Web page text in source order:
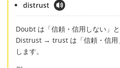
distrust
Doubt は「信頼・信用しない」と
Distrust → trust は「信頼・信用
します。